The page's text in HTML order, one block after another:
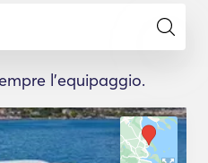
l'equipaggio.